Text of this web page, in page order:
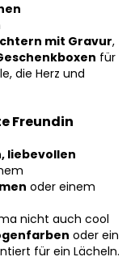
mit Gravur,
für
die Herz und
Freundin
liebevollen
oder einem
nicht auch cool
oder ein
für ein Lächeln.